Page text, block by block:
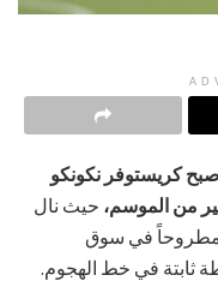
كريستوفر نكونكو
من الموسم، حيث نال
مطروحاً في سوق
ثابتة في خط الهجوم.